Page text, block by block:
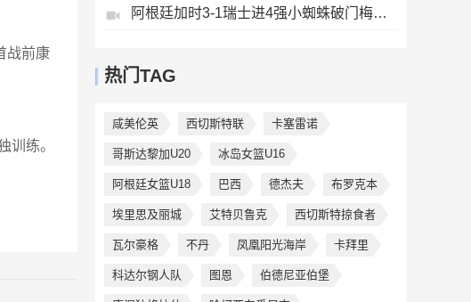
战前康
训练。
阿根廷加时3-1瑞士进4强小蜘蛛破门梅西助攻麦卡恩博洛假摔染红
热门TAG
咸美伦英 西切斯特联 卡塞雷诺
哥斯达黎加U20 冰岛女篮U16
阿根廷女篮U18 巴西 德杰夫 布罗克本
埃里思及丽城 艾特贝鲁克 西切斯特掠食者
瓦尔豪格 不丹 凤凰阳光海岸 卡拜里
科达尔钢人队 图恩 伯德尼亚伯堡